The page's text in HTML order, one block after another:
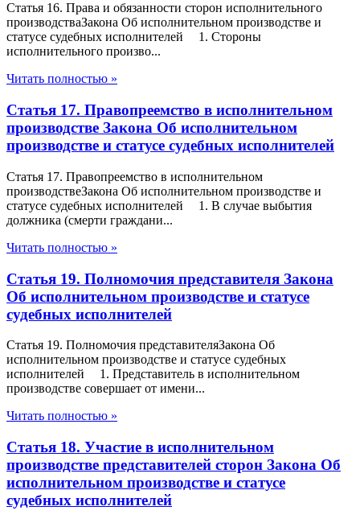
Статья 16. Права и обязанности сторон исполнительного
производстваЗакона Об исполнительном производстве и
статусе судебных исполнителей 1. Стороны
исполнительного произво...
Читать полностью »
Статья 17. Правопреемство в исполнительном
производстве Закона Об исполнительном
производстве и статусе судебных исполнителей
Статья 17. Правопреемство в исполнительном
производствеЗакона Об исполнительном производстве и
статусе судебных исполнителей 1. В случае выбытия
должника (смерти граждани...
Читать полностью »
Статья 19. Полномочия представителя Закона
Об исполнительном производстве и статусе
судебных исполнителей
Статья 19. Полномочия представителяЗакона Об
исполнительном производстве и статусе судебных
исполнителей 1. Представитель в исполнительном
производстве совершает от имени...
Читать полностью »
Статья 18. Участие в исполнительном
производстве представителей сторон Закона Об
исполнительном производстве и статусе
судебных исполнителей